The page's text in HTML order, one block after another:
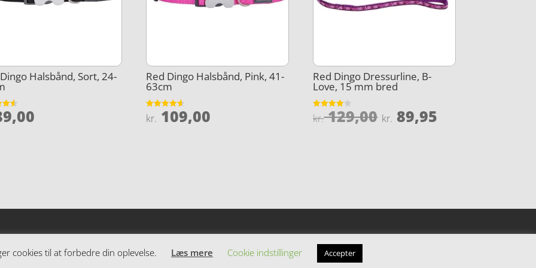
Halsbånd, Sort, 24- Red Dingo Halsbånd, Pink, 41-
63cm
Vurderet
4.6
kr. 109,00
Red Dingo Dressurline, B-
Love, 15 mm bred
Vurderet
3.9
kr.129,00 Den
kr. 89,95
varer. Siden er et affiiliatesite, og nogle links kan være affiliatelinks.
cookies til at forbedre din oplevelse. Læs mere Cookie indstillinger Accepter